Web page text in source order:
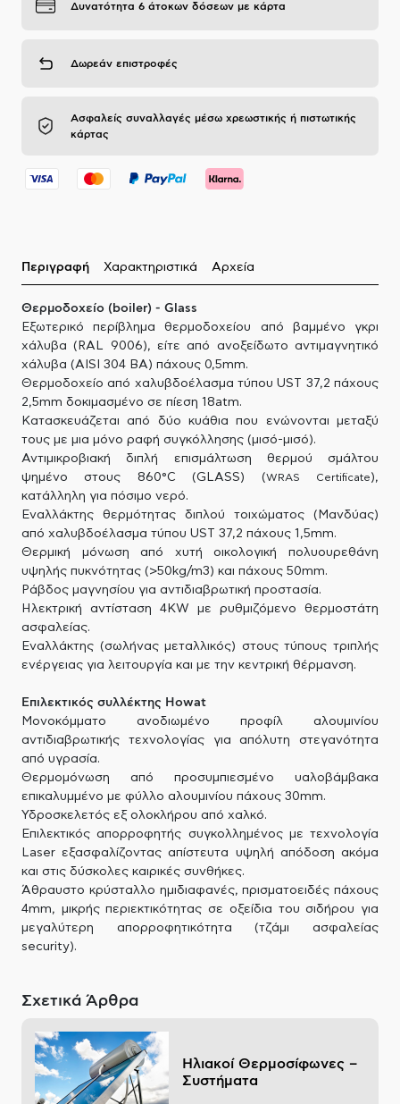
Δυνατότητα 6 άτοκων δόσεων με κάρτα
Δωρεάν επιστροφές
Ασφαλείς συναλλαγές μέσω χρεωστικής ή πιστωτικής
κάρτας
Περιγραφή Χαρακτηριστικά Αρχεία
Θερμοδοχείο (boiler) - Glass
Εξωτερικό περίβλημα θερμοδοχείου από βαμμένο γκρι
χάλυβα (RAL 9006), είτε από ανοξείδωτο αντιμαγνητικό
χάλυβα (AISI 304 BA) πάχους 0,5mm.
Θερμοδοχείο από χαλυβδοέλασμα τύπου UST 37,2 πάχους
2,5mm δοκιμασμένο σε πίεση 18atm.
Κατασκευάζεται από δύο κυάθια που ενώνονται μεταξύ
τους με μια μόνο ραφή συγκόλλησης (μισό-μισό).
Αντιμικροβιακή διπλή επισμάλτωση θερμού σμάλτου
ψημένο στους 860°C (GLASS) (WRAS Certificate),
κατάλληλη για πόσιμο νερό.
Εναλλάκτης θερμότητας διπλού τοιχώματος (Μανδύας)
από χαλυβδοέλασμα τύπου UST 37,2 πάχους 1,5mm.
Θερμική μόνωση από χυτή οικολογική πολυουρεθάνη
υψηλής πυκνότητας (>50kg/m3) και πάχους 50mm.
Ράβδος μαγνησίου για αντιδιαβρωτική προστασία.
Ηλεκτρική αντίσταση 4KW με ρυθμιζόμενο θερμοστάτη
ασφαλείας.
Εναλλάκτης (σωλήνας μεταλλικός) στους τύπους τριπλής
ενέργειας για λειτουργία και με την κεντρική θέρμανση.
Επιλεκτικός συλλέκτης Howat
Μονοκόμματο ανοδιωμένο προφίλ αλουμινίου
αντιδιαβρωτικής τεχνολογίας για απόλυτη στεγανότητα
από υγρασία.
Θερμομόνωση από προσυμπιεσμένο υαλοβάμβακα
επικαλυμμένο με φύλλο αλουμινίου πάχους 30mm.
Υδροσκελετός εξ ολοκλήρου από χαλκό.
Επιλεκτικός απορροφητής συγκολλημένος με τεχνολογία
Laser εξασφαλίζοντας απίστευτα υψηλή απόδοση ακόμα
και στις δύσκολες καιρικές συνθήκες.
Άθραυστο κρύσταλλο ημιδιαφανές, πρισματοειδές πάχους
4mm, μικρής περιεκτικότητας σε οξείδια του σιδήρου για
μεγαλύτερη απορροφητικότητα (τζάμι ασφαλείας
security).
Σχετικά Άρθρα
Ηλιακοί Θερμοσίφωνες –
Συστήματα